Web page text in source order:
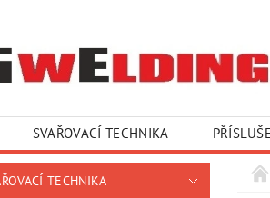
SVAŘOVACÍ TECHNIKA
A SERVIS
KONTAKTY
TECHNIKA